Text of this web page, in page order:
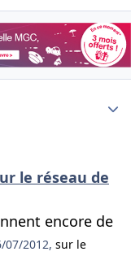
le réseau de
encore de
07/2012, sur le